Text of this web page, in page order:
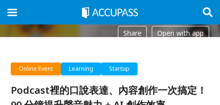
Share Open with app
Online Event Learning Startup
Podcast裡的口說表達、內容創作一次搞定！